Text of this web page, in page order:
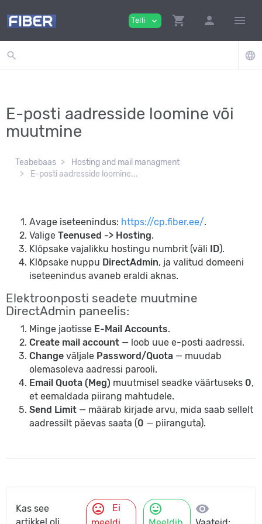
Telli expand_more shopping_cart person menu
search language
E-posti aadresside loomine või
muutmine
Teabebaas
Hosting and mail managment
E-posti aadresside loomine...
Avage iseteenindus: https://cp.fiber.ee/.
Valige Teenused -> Hosting.
Klõpsake vajalikku hostingu numbrit (väli ID).
Klõpsake nuppu DirectAdmin, ja valitud domeeni
iseteenindus avaneb eraldi aknas.
Elektroonposti seadete muutmine
DirectAdmin paneelis:
Minge jaotisse E-Mail Accounts.
Create mail account — loob uue e-posti aadressi.
Change väljale Password/Quota — muudab
olemasoleva aadressi parooli.
Email Quota (Meg) muutmisel seadke väärtuseks 0,
et eemaldada piirang mahtudele.
Send Limit — määrab kirjade arvu, mida saab sellelt
aadressilt päevas saata (0 — piiranguta).
Kas see
mood_bad
Ei
mood visibility